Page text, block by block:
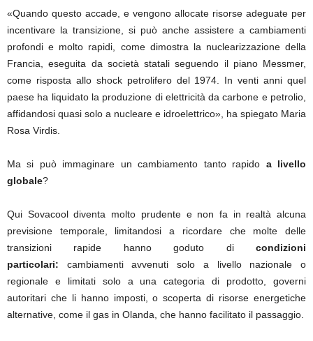
«Quando questo accade, e vengono allocate risorse adeguate per
incentivare la transizione, si può anche assistere a cambiamenti
profondi e molto rapidi, come dimostra la nuclearizzazione della
Francia, eseguita da società statali seguendo il piano Messmer,
come risposta allo shock petrolifero del 1974. In venti anni quel
paese ha liquidato la produzione di elettricità da carbone e petrolio,
affidandosi quasi solo a nucleare e idroelettrico», ha spiegato Maria
Rosa Virdis.
Ma si può immaginare un cambiamento tanto rapido a livello
globale?
Qui Sovacool diventa molto prudente e non fa in realtà alcuna
previsione temporale, limitandosi a ricordare che molte delle
transizioni rapide hanno goduto di
condizioni
particolari:
cambiamenti avvenuti solo a livello nazionale o
regionale e limitati solo a una categoria di prodotto, governi
autoritari che li hanno imposti, o scoperta di risorse energetiche
alternative, come il gas in Olanda, che hanno facilitato il passaggio.